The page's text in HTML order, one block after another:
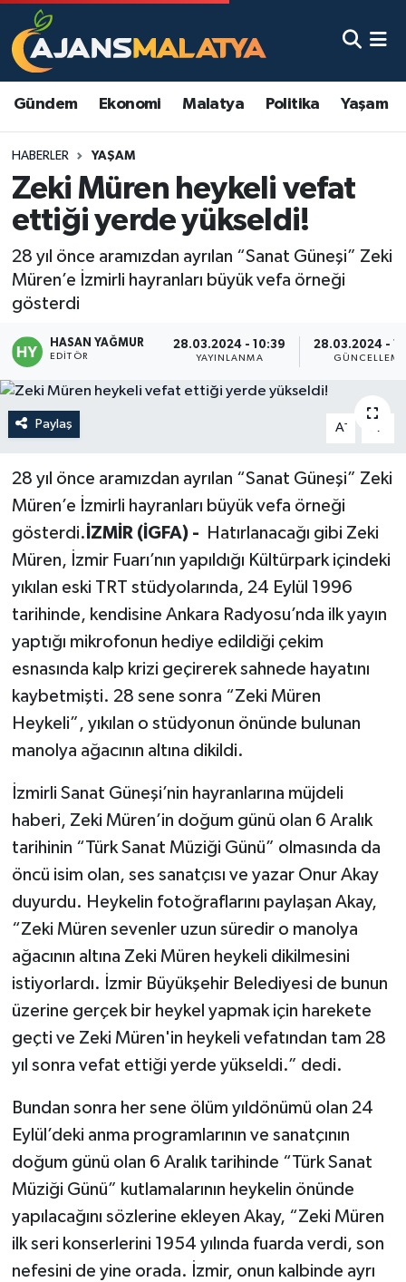
Gündem Ekonomi Malatya Politika Yaşam
HABERLER YAŞAM
Zeki Müren heykeli vefat
ettiği yerde yükseldi!
28 yıl önce aramızdan ayrılan “Sanat Güneşi” Zeki
Müren’e İzmirli hayranları büyük vefa örneği
gösterdi
HASAN YAĞMUR
EDITÖR
28.03.2024 - 10:39
YAYINLANMA
28.03.2024 -
GÜNCELLEME
Paylaş A- A
28 yıl önce aramızdan ayrılan “Sanat Güneşi” Zeki
Müren’e İzmirli hayranları büyük vefa örneği
gösterdi. İZMİR (İGFA) -
Hatırlanacağı gibi Zeki
Müren, İzmir Fuarı’nın yapıldığı Kültürpark içindeki
yıkılan eski TRT stüdyolarında, 24 Eylül 1996
tarihinde, kendisine Ankara Radyosu’nda ilk yayın
yaptığı mikrofonun hediye edildiği çekim
esnasında kalp krizi geçirerek sahnede hayatını
kaybetmişti. 28 sene sonra “Zeki Müren
Heykeli”, yıkılan o stüdyonun önünde bulunan
manolya ağacının altına dikildi.
İzmirli Sanat Güneşi’nin hayranlarına müjdeli
haberi, Zeki Müren’in doğum günü olan 6 Aralık
tarihinin “Türk Sanat Müziği Günü” olmasında da
öncü isim olan, ses sanatçısı ve yazar Onur Akay
duyurdu. Heykelin fotoğraflarını paylaşan Akay,
“Zeki Müren sevenler uzun süredir o manolya
ağacının altına Zeki Müren heykeli dikilmesini
istiyorlardı. İzmir Büyükşehir Belediyesi de bunun
üzerine gerçek bir heykel yapmak için harekete
geçti ve Zeki Müren'in heykeli vefatından tam 28
yıl sonra vefat ettiği yerde yükseldi.” dedi.
Bundan sonra her sene ölüm yıldönümü olan 24
Eylül’deki anma programlarının ve sanatçının
doğum günü olan 6 Aralık tarihinde “Türk Sanat
Müziği Günü” kutlamalarının heykelin önünde
yapılacağını sözlerine ekleyen Akay, “Zeki Müren
ilk seri konserlerini 1954 yılında fuarda verdi, son
nefesini de yine orada. İzmir, onun kalbinde ayrı
Asayiş
Eğitim
Ekonomi
Gündem
Kadın
Kültür & Sanat
Magazin
Politika
Sağlık
Spor
Teknoloji
Yaşam
Malatya Nöbetçi Eczaneler
Malatya Namaz Vakitleri
Malatya Trafik Yoğunluk Haritası
TFF 3.Lig 2.Grup Puan Durumu ve Fikstür
Tüm Manşetler
Son Dakika Haberleri
Haber Arşivi